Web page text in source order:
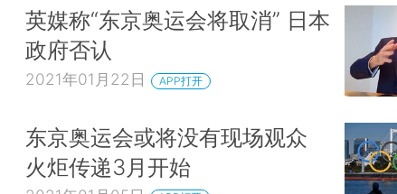
英媒称“东京奥运会将取消” 日本
政府否认
2021年01月22日 APP打开
东京奥运会或将没有现场观众
火炬传递3月开始